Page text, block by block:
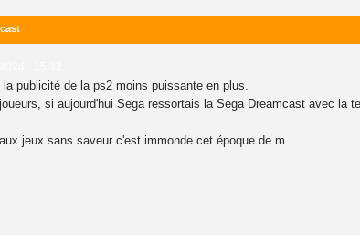
publicité de la ps2 moins puissante en plus.
si aujourd'hui Sega ressortais la Sega Dreamcast avec la
jeux sans saveur c'est immonde cet époque de m...